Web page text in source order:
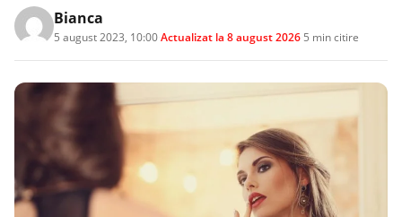
Bianca
5 august 2023, 10:00Actualizat la 8 august 2026 5 min citire